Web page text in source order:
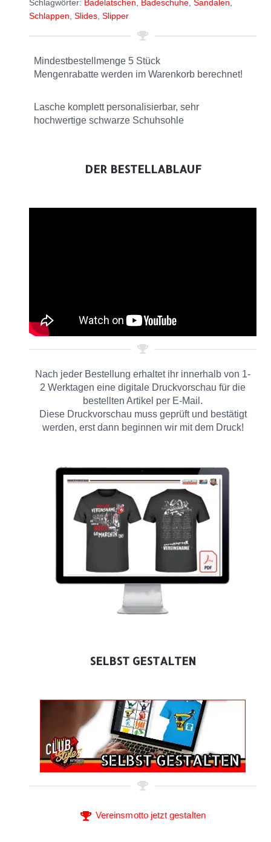
Schlagwörter: Badelatschen Badeschuhe Sandalen
Schlappen Slides Slipper
Mindestbestellmenge 5 Stück
Mengenrabatte werden im Warenkorb berechnet!
Lasche komplett personalisierbar, sehr
hochwertige schwarze Schuhsohle
DER BESTELLABLAUF
Nach jeder Bestellung erhaltet ihr innerhalb von 1-
2 Werktagen eine digitale Druckvorschau für die
bestellten Artikel per E-Mail.
Diese Druckvorschau muss geprüft und bestätigt
werden, erst dann beginnen wir mit dem Druck!
SELBST GESTALTEN
Vereinsmotto jetzt gestalten